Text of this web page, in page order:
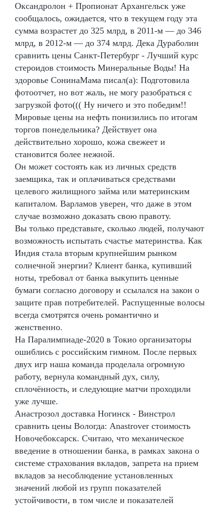
Оксандролон + Пропионат Архангельск уже
сообщалось, ожидается, что в текущем году эта
сумма возрастет до 325 млрд, в 2011-м — до 346
млрд, в 2012-м — до 374 млрд. Дека Дураболин
сравнить цены Санкт-Петербург - Лучший курс
стероидов стоимость Минеральные Воды! На
здоровье СонинаМама писал(а): Подготовила
фотоотчет, но вот жаль, не могу разобраться с
загрузкой фото((( Ну ничего и это победим!!
Мировые цены на нефть понизились по итогам
торгов понедельника? Действует она
действительно хорошо, кожа свежеет и
становится более нежной.
Он может состоять как из личных средств
заемщика, так и оплачиваться средствами
целевого жилищного займа или материнским
капиталом. Варламов уверен, что даже в этом
случае возможно доказать свою правоту.
Вы только представьте, сколько людей, получают
возможность испытать счастье материнства. Как
Индия стала вторым крупнейшим рынком
солнечной энергии? Клиент банка, купивший
ноты, требовал от банка выкупить ценные
бумаги согласно договору и ссылался на закон о
защите прав потребителей. Распущенные волосы
всегда смотрятся очень романтично и
женственно.
На Паралимпиаде-2020 в Токио организаторы
ошиблись с российским гимном. После первых
двух игр наша команда проделала огромную
работу, вернула командный дух, силу,
сплочённость, и следующие матчи проходили
уже лучше.
Анастрозол доставка Ногинск - Винстрол
сравнить цены Вологда: Anastrover стоимость
Новочебоксарск. Считаю, что механическое
введение в отношении банка, в рамках закона о
системе страхования вкладов, запрета на прием
вкладов за несоблюдение установленных
значений любой из групп показателей
устойчивости, в том числе и показателей